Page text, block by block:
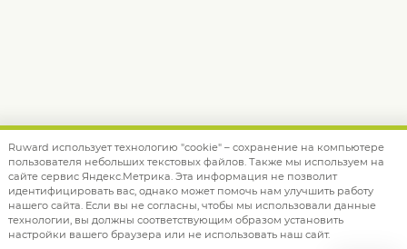
© 2012 — 2026 Ruwardinfo@ruward.ru
Политика обработки персональных данных
Дизайн –Red Collar
Ruward использует технологию "cookie" – сохранение на компьютере
пользователя небольших текстовых файлов. Также мы используем на
сайте сервис Яндекс.Метрика. Эта информация не позволит
идентифицировать вас, однако может помочь нам улучшить работу
нашего сайта. Если вы не согласны, чтобы мы использовали данные
технологии, вы должны соответствующим образом установить
настройки вашего браузера или не использовать наш сайт.